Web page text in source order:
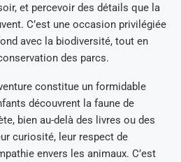
et percevoir des détails que la
C’est une occasion privilégiée
avec la biodiversité, tout en
des parcs.
constitue un formidable
découvrent la faune de
bien au-delà des livres ou des
curiosité, leur respect de
envers les animaux. C’est